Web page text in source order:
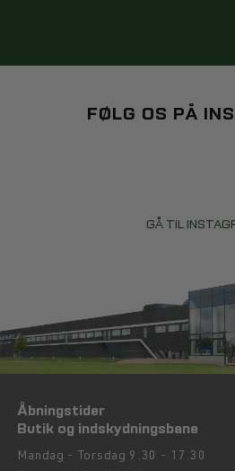
mere robuste materialer er
FØLG OS PÅ
GÅ TIL
Åbningstider
Butik og indskydningsbane
Mandag - Torsdag 9.30 - 17.30